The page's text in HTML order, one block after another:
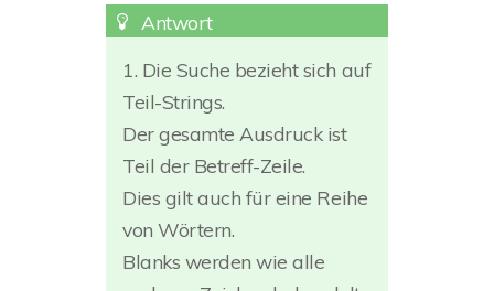
1. Die Suche bezieht sich auf
Teil-Strings.
Der gesamte Ausdruck ist
Teil der Betreff-Zeile.
Dies gilt auch für eine Reihe
von Wörtern.
Blanks werden wie alle